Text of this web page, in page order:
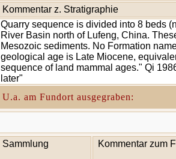
Kommentar z. Stratigraphie
Quarry sequence is divided into 8 beds
River Basin north of Lufeng, China.
Mesozoic sediments. No Formation
geological age is Late Miocene,
sequence of land mammal ages." Qi
later"
U.a. am Fundort ausgegraben:
Sammlung Kommentar zum